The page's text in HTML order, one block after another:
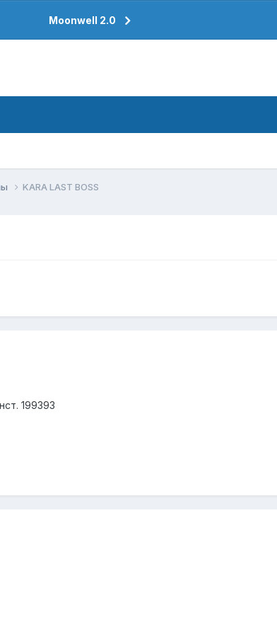
Moonwell 2.0
KARA LAST BOSS
199393